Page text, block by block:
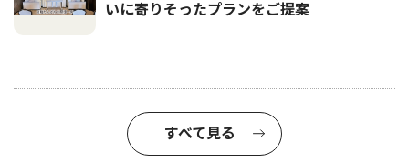
いに寄りそったプランをご提案
すべて見る